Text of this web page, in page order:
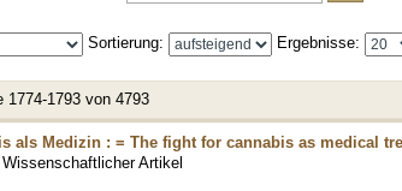
Sortierung: Ergebnisse:
1774-1793 von 4793
als Medizin : = The fight for cannabis as medical
Wissenschaftlicher Artikel